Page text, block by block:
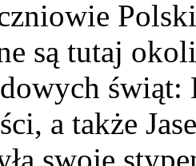
są tutaj
a także
swoje